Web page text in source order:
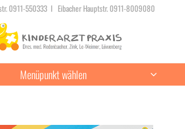
0911-550333 I Eibacher Hauptstr. 0911-8009080
Menüpunkt wählen